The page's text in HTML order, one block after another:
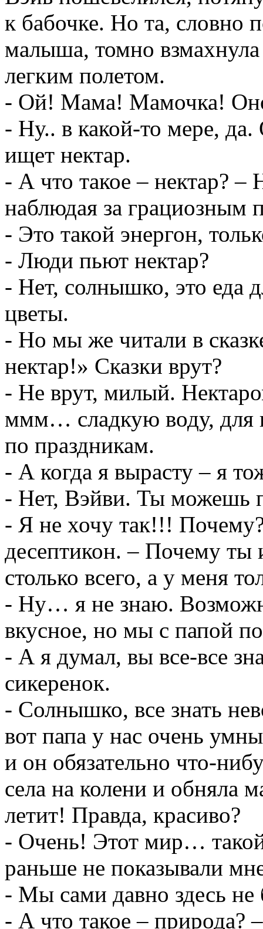
к бабочке. Но та, словно
малыша, томно
легким полетом.
- Ой! Мама! Мамочка! Оно
- Ну.. в какой-то мере,
ищет нектар.
- А что такое – нектар?
наблюдая за грациозным
- Это такой энергон,
- Люди пьют нектар?
- Нет, солнышко, это еда
цветы.
- Но мы же читали в
нектар!» Сказки врут?
- Не врут, милый.
ммм… сладкую воду, для
по праздникам.
- А когда я вырасту – я
- Нет, Вэйви. Ты можешь
- Я не хочу так!!!
десептикон. – Почему ты
столько всего, а у меня
- Ну… я не знаю.
вкусное, но мы с папой
- А я думал, вы все-все
сикеренок.
- Солнышко, все знать
вот папа у нас очень
и он обязательно что-
села на колени и обняла
летит! Правда, красиво?
- Очень! Этот мир…
раньше не показывали
- Мы сами давно здесь не
- А что такое – природа?